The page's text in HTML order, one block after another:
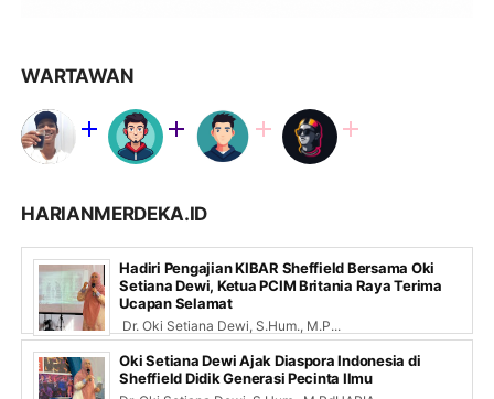
WARTAWAN
HARIANMERDEKA.ID
Hadiri Pengajian KIBAR Sheffield Bersama Oki
Setiana Dewi, Ketua PCIM Britania Raya Terima
Ucapan Selamat
Dr. Oki Setiana Dewi, S.Hum., M.P...
Oki Setiana Dewi Ajak Diaspora Indonesia di
Sheffield Didik Generasi Pecinta Ilmu